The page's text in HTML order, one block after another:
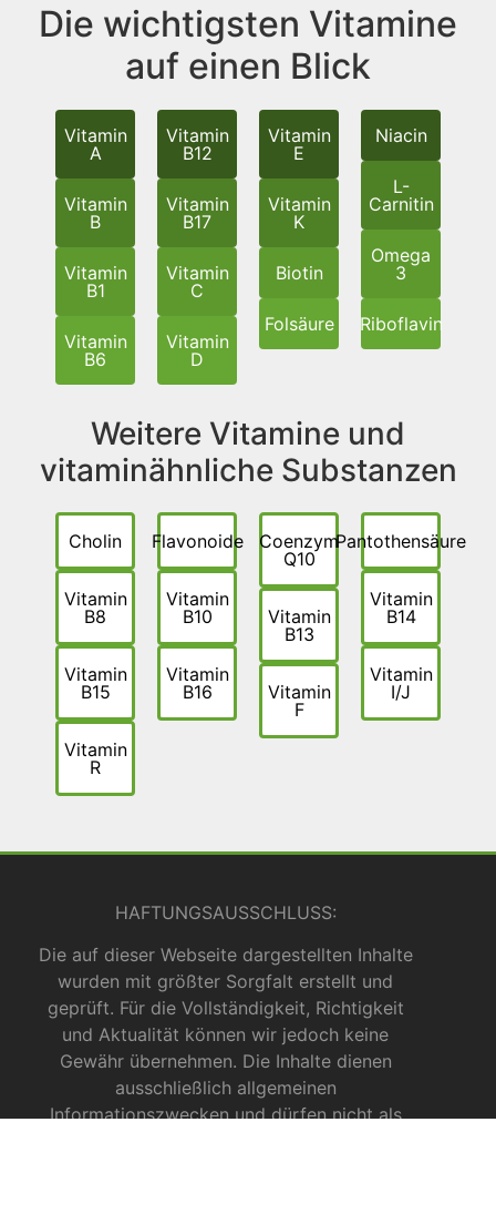
Die wichtigsten Vitamine
auf einen Blick
Vitamin
A
Vitamin
B
Vitamin
B1
Vitamin
B6
Vitamin
B12
Vitamin
B17
Vitamin
C
Vitamin
D
Vitamin
E
Vitamin
K
Biotin
Folsäure
Niacin
L-
Carnitin
Omega
3
Riboflavin
Weitere Vitamine und
vitaminähnliche Substanzen
Cholin
Vitamin
B8
Vitamin
B15
Vitamin
R
Flavonoide
Vitamin
B10
Vitamin
B16
Coenzym
Q10
Vitamin
B13
Vitamin
F
Pantothensäure
Vitamin
B14
Vitamin
I/J
HAFTUNGSAUSSCHLUSS:
Die auf dieser Webseite dargestellten Inhalte
wurden mit größter Sorgfalt erstellt und
geprüft. Für die Vollständigkeit, Richtigkeit
und Aktualität können wir jedoch keine
Gewähr übernehmen. Die Inhalte dienen
ausschließlich allgemeinen
Informationszwecken und dürfen nicht als